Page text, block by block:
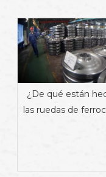
¿De qué están
las ruedas de